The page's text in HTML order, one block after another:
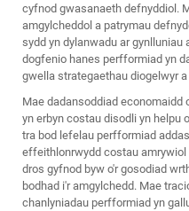
cyfnod gwasanaeth defnyddiol.
amgylcheddol a patrymau
sydd yn dylanwadu ar
dogfenio hanes perfformiad yn
gwella strategaethau diogelwyr
Mae dadansoddiad economaidd
yn erbyn costau disodli yn helpu
tra bod lefelau perfformiad
effeithlonrwydd costau
dros gyfnod byw o'r gosodiad
bodhad i'r amgylchedd. Mae
chanlyniadau perfformiad yn